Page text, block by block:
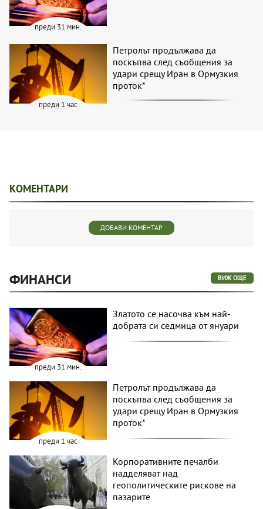
преди 31 мин.
преди 1 час
Петролът продължава да
поскъпва след съобщения за
удари срещу Иран в Ормузкия
проток*
КОМЕНТАРИ
ДОБАВИ КОМЕНТАР
ФИНАНСИ ВИЖ ОЩЕ
преди 31 мин.
Златото се насочва към най-
добрата си седмица от януари
преди 1 час
Петролът продължава да
поскъпва след съобщения за
удари срещу Иран в Ормузкия
проток*
Корпоративните печалби
надделяват над
геополитическите рискове на
пазарите